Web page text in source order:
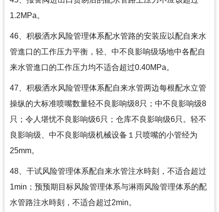
1.2MPa。
46、积极洒水风险管理体系配水管路的安装应以配自来水
管進口的工作压力平衡，轻、中不良影响级场地中各配自
来水管進口的工作压力均不适合超过0.40MPa。
47、积极洒水风险管理体系配自来水管两边每根配水立管
操纵的大标准喷嘴数量轻不良影响级8只；中不良影响级8
只；令人堪忧不良影响级6只；仓库不良影响级6只。轻不
良影响级、中不良影响级机械设备１只喷嘴的小管经为
25mm。
48、干试风险管理体系配自来水管注水時刻，不适合超过
1min；预预期目标风险管理体系与淋雨风险管理体系的配
水管路注水時刻，不适合超过2min。